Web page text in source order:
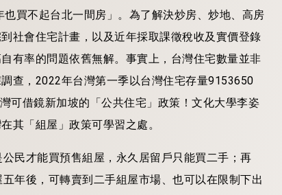
買不起台北一間房」。為了解決炒房、炒地、高房
社會住宅計畫，以及近年採取課徵稅收及實價登錄
有率的問題依舊無解。事實上，台灣住宅數量並非
查，2022年台灣第一季以台灣住宅存量9153650
可借鏡新加坡的「公共住宅」政策！文化大學李姿
其「組屋」政策可學習之處。
民才能買預售組屋，永久居留戶只能買二手；再
年後，可轉賣到二手組屋市場、也可以在限制下出